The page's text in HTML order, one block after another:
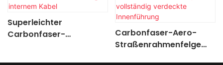
Superleichter
Carbonfaser-
Carbonfaser-Aero-
Straßenrahmenfelge